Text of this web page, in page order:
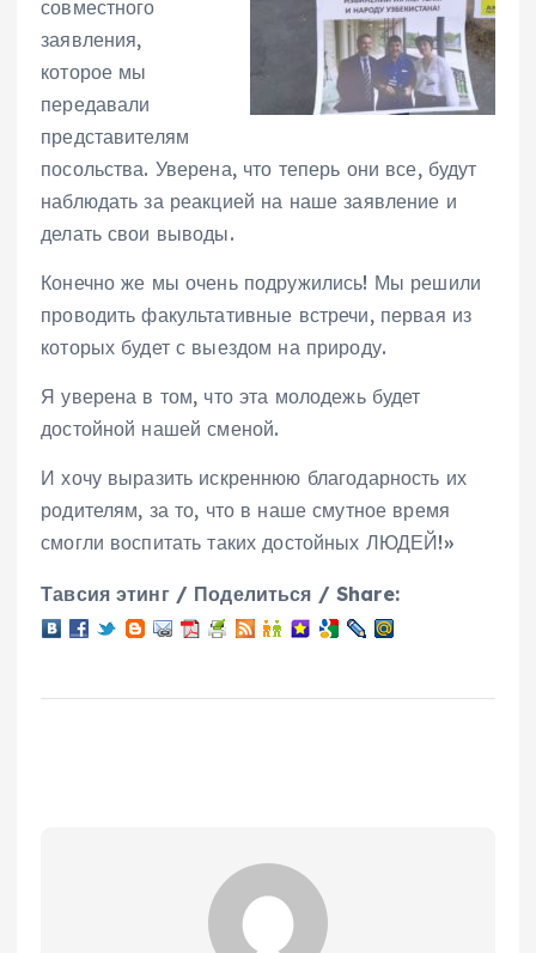
совместного
заявления,
которое мы
передавали
представителям
посольства. Уверена, что теперь они все, будут
наблюдать за реакцией на наше заявление и
делать свои выводы.
Конечно же мы очень подружились! Мы решили
проводить факультативные встречи, первая из
которых будет с выездом на природу.
Я уверена в том, что эта молодежь будет
достойной нашей сменой.
И хочу выразить искреннюю благодарность их
родителям, за то, что в наше смутное время
смогли воспитать таких достойных ЛЮДЕЙ!»
Тавсия этинг / Поделиться / Share: